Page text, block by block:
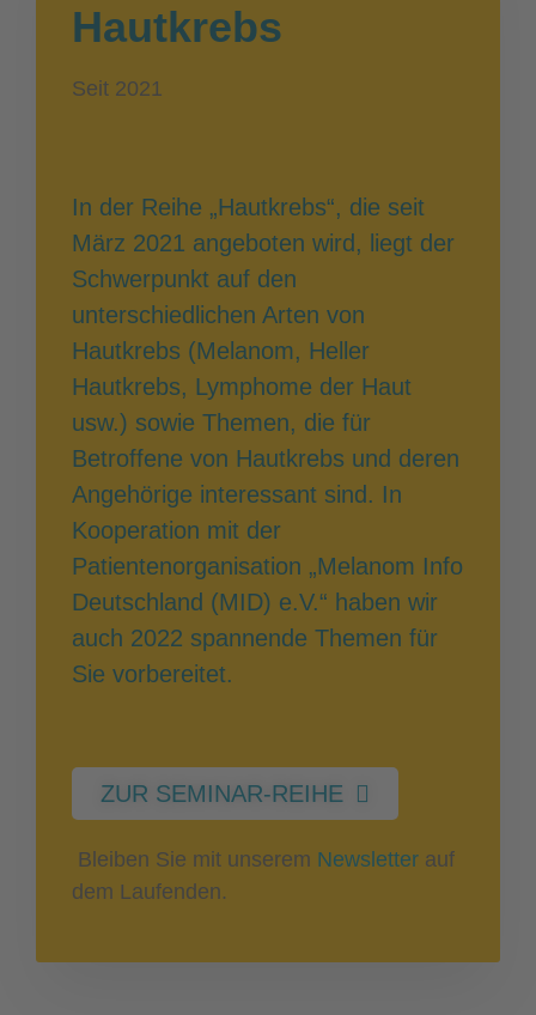
Hautkrebs
Seit 2021
In der Reihe „Hautkrebs“, die seit
März 2021 angeboten wird, liegt der
Schwerpunkt auf den
unterschiedlichen Arten von
Hautkrebs (Melanom, Heller
Hautkrebs, Lymphome der Haut
usw.) sowie Themen, die für
Betroffene von Hautkrebs und deren
Angehörige interessant sind. In
Kooperation mit der
Patientenorganisation „Melanom Info
Deutschland (MID) e.V.“ haben wir
auch 2022 spannende Themen für
Sie vorbereitet.
ZUR SEMINAR-REIHE
Bleiben Sie mit unserem Newsletter auf
dem Laufenden.